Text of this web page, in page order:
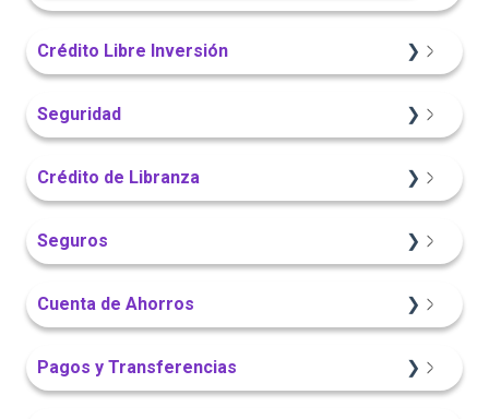
Crédito Libre Inversión
Seguridad
Crédito de Libranza
Seguros
Cuenta de Ahorros
Pagos y Transferencias